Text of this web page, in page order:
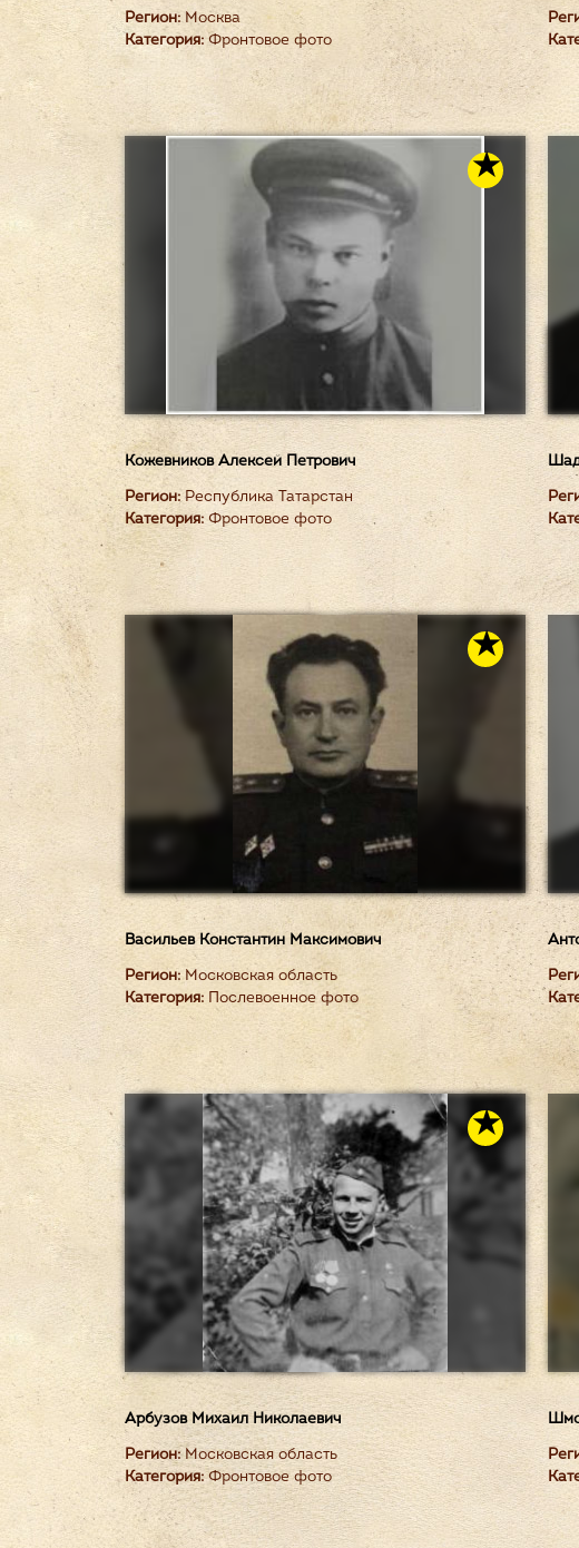
Регион:Москва
Категория: Фронтовое фото
Кожевников Алексей Петрович
Регион:Республика Татарстан
Категория: Фронтовое фото
Васильев Константин Максимович
Регион:Московская область
Категория: Послевоенное фото
Арбузов Михаил Николаевич
Регион:Московская область
Категория:Фронтовое фото